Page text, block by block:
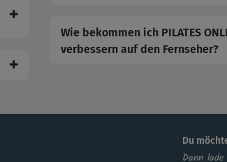
✚
✚
Wie bekommen ich PILATES
verbessern auf den Fernseher?
Du
Dann